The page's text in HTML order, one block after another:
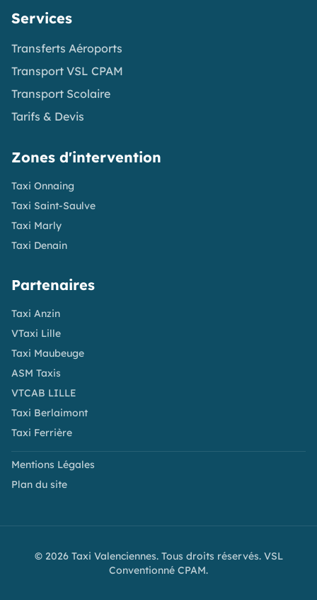
Services
Transferts Aéroports
Transport VSL CPAM
Transport Scolaire
Tarifs & Devis
Zones d'intervention
Taxi Onnaing
Taxi Saint-Saulve
Taxi Marly
Taxi Denain
Partenaires
Taxi Anzin
VTaxi Lille
Taxi Maubeuge
ASM Taxis
VTCAB LILLE
Taxi Berlaimont
Taxi Ferrière
Mentions Légales
Plan du site
© 2026 Taxi Valenciennes. Tous droits réservés. VSL
Conventionné CPAM.